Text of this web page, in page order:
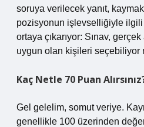
soruya verilecek yanıt,
pozisyonun işlevselliğiyle
ortaya çıkarıyor: Sınav,
uygun olan kişileri seçebiliyor
Kaç Netle 70 Puan
Gel gelelim, somut veriye.
genellikle 100 üzerinden